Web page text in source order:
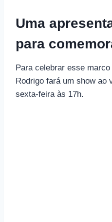
Uma
para
Para celebrar esse
Rodrigo fará um show ao
sexta-feira às 17h.